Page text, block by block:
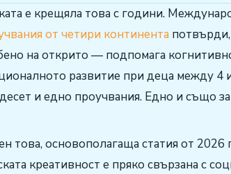
е крещяла това с години.
от четири континента
на открито — подпомага
развитие при деца между 4
и едно проучвания. Едно и също
това, основополагаща статия от 2026
креативност е пряко свързана с